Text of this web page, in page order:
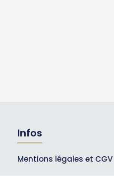
Infos
Mentions légales et CGV